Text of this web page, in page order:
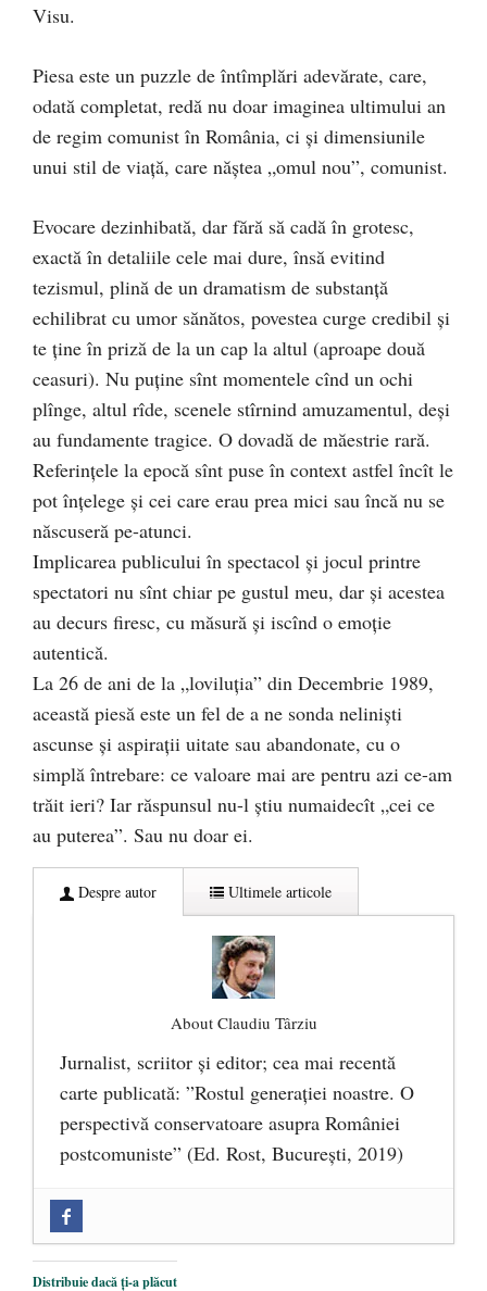
Visu.
Piesa este un puzzle de întîmplări adevărate, care,
odată completat, redă nu doar imaginea ultimului an
de regim comunist în România, ci şi dimensiunile
unui stil de viaţă, care năştea „omul nou”, comunist.
Evocare dezinhibată, dar fără să cadă în grotesc,
exactă în detaliile cele mai dure, însă evitind
tezismul, plină de un dramatism de substanţă
echilibrat cu umor sănătos, povestea curge credibil şi
te ţine în priză de la un cap la altul (aproape două
ceasuri). Nu puţine sînt momentele cînd un ochi
plînge, altul rîde, scenele stîrnind amuzamentul, deşi
au fundamente tragice. O dovadă de măestrie rară.
Referinţele la epocă sînt puse în context astfel încît le
pot înţelege şi cei care erau prea mici sau încă nu se
născuseră pe-atunci.
Implicarea publicului în spectacol şi jocul printre
spectatori nu sînt chiar pe gustul meu, dar şi acestea
au decurs firesc, cu măsură şi iscînd o emoţie
autentică.
La 26 de ani de la „loviluţia” din Decembrie 1989,
această piesă este un fel de a ne sonda nelinişti
ascunse şi aspiraţii uitate sau abandonate, cu o
simplă întrebare: ce valoare mai are pentru azi ce-am
trăit ieri? Iar răspunsul nu-l ştiu numaidecît „cei ce
au puterea”. Sau nu doar ei.
Despre autor Ultimele articole
About Claudiu Târziu
Jurnalist, scriitor şi editor; cea mai recentă
carte publicată: ”Rostul generației noastre. O
perspectivă conservatoare asupra României
postcomuniste” (Ed. Rost, București, 2019)
Târziu cere anchetă a Parchetului
European și reforme pentru a bloca
Distribuie dacă ți-a plăcut